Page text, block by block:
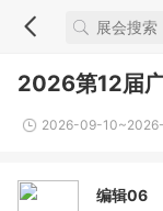
2026第12届
2026-09-
编辑06